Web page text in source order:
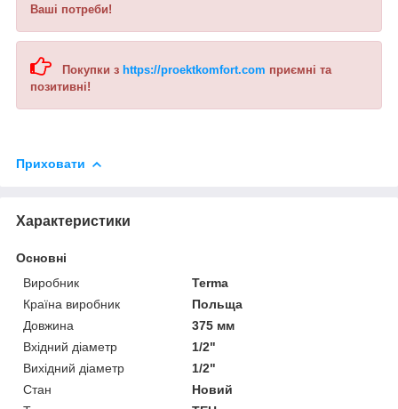
Ваші потреби!
Покупки з https://proektkomfort.com приємні та
позитивні!
Приховати
Характеристики
Основні
Виробник
Terma
Країна виробник
Польща
Довжина
375 мм
Вхідний діаметр
1/2"
Вихідний діаметр
1/2"
Стан
Новий